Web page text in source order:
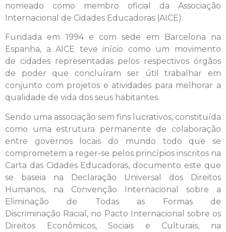
nomeado como membro oficial da Associação
Internacional de Cidades Educadoras (AICE).
Fundada em 1994 e com sede em Barcelona na
Espanha, a AICE teve início como um movimento
de cidades representadas pelos respectivos órgãos
de poder que concluíram ser útil trabalhar em
conjunto com projetos e atividades para melhorar a
qualidade de vida dos seus habitantes.
Sendo uma associação sem fins lucrativos, constituída
como uma estrutura permanente de colaboração
entre governos locais do mundo todo que se
comprometem a reger-se pelos princípios inscritos na
Carta das Cidades Educadoras, documento este que
se baseia na Declaração Universal dos Direitos
Humanos, na Convenção Internacional sobre a
Eliminação de Todas as Formas de
Discriminação Racial, no Pacto Internacional sobre os
Direitos Econômicos, Sociais e Culturais, na